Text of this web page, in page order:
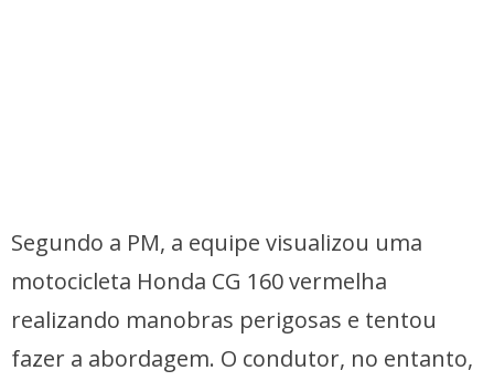
Segundo a PM, a equipe visualizou uma
motocicleta Honda CG 160 vermelha
realizando manobras perigosas e tentou
fazer a abordagem. O condutor, no entanto,